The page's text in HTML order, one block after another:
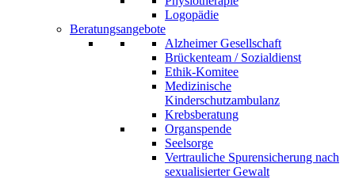
Logopädie
Beratungsangebote
Alzheimer Gesellschaft
Brückenteam / Sozialdienst
Ethik-Komitee
Medizinische
Kinderschutzambulanz
Krebsberatung
Organspende
Seelsorge
Vertrauliche Spurensicherung nach
sexualisierter Gewalt